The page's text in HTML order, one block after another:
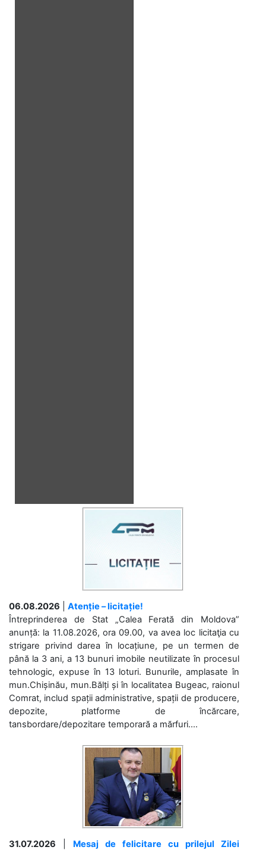
06.08.2026
Atenție – licitație!
Întreprinderea de Stat „Calea Ferată din Moldova”
anunță: la 11.08.2026, ora 09.00, va avea loc licitaţia cu
strigare privind darea în locațiune, pe un termen de
până la 3 ani, a 13 bunuri imobile neutilizate în procesul
tehnologic, expuse în 13 loturi. Bunurile, amplasate în
mun.Chișinău, mun.Bălți și în localitatea Bugeac, raionul
Comrat, includ spații administrative, spații de producere,
depozite, platforme de încărcare,
tansbordare/depozitare temporară a mărfuri....
31.07.2026
Mesaj de felicitare cu prilejul Zilei